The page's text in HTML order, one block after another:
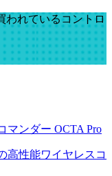
われているコントロ
マンダー OCTA Pro
高性能ワイヤレスコ